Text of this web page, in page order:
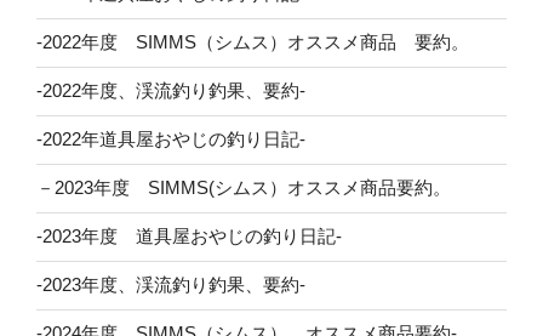
-2022年度 SIMMS（シムス）オススメ商品 要約。
-2022年度、渓流釣り釣果、要約-
-2022年道具屋おやじの釣り日記-
－2023年度 SIMMS(シムス）オススメ商品要約。
-2023年度 道具屋おやじの釣り日記-
-2023年度、渓流釣り釣果、要約-